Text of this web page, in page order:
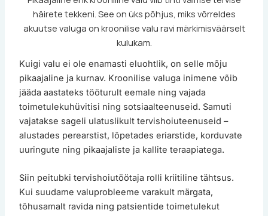
häirete tekkeni. See on üks põhjus, miks võrreldes
akuutse valuga on kroonilise valu ravi märkimisväärselt
kulukam.
Kuigi valu ei ole enamasti eluohtlik, on selle mõju
pikaajaline ja kurnav. Kroonilise valuga inimene võib
jääda aastateks tööturult eemale ning vajada
toimetulekuhüvitisi ning sotsiaalteenuseid. Samuti
vajatakse sageli ulatuslikult tervishoiuteenuseid –
alustades perearstist, lõpetades eriarstide, korduvate
uuringute ning pikaajaliste ja kallite teraapiatega.
Siin peitubki tervishoiutöötaja rolli kriitiline tähtsus.
Kui suudame valuprobleeme varakult märgata,
tõhusamalt ravida ning patsientide toimetulekut